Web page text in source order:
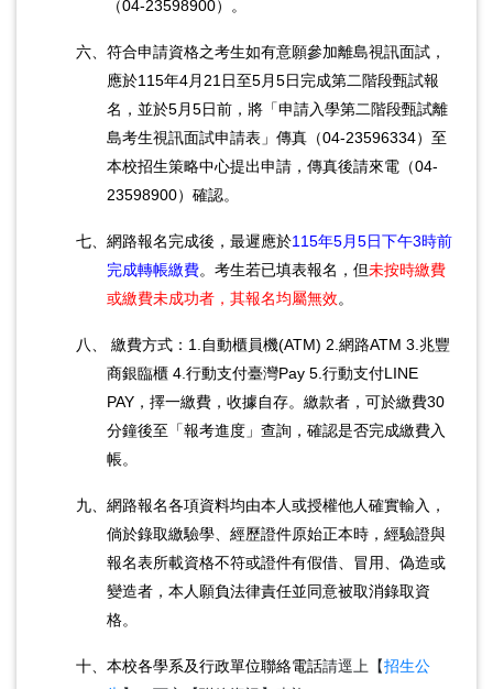
（04-23598900）。
六、符合申請資格之考生如有意願參加離島視訊面試，
應於115年4月21日至5月5日完成第二階段甄試報
名，並於5月5日前，將「申請入學第二階段甄試離
島考生視訊面試申請表」傳真（04-23596334）至
本校招生策略中心提出申請，傳真後請來電（04-
23598900）確認。
七、網路報名完成後，最遲應於115年5月5日下午3時前
完成轉帳繳費。考生若已填表報名，但未按時繳費
或繳費未成功者，其報名均屬無效。
八、 繳費方式：1.自動櫃員機(ATM) 2.網路ATM 3.兆豐
商銀臨櫃 4.行動支付臺灣Pay 5.行動支付LINE
PAY，擇一繳費，收據自存。繳款者，可於繳費30
分鐘後至「報考進度」查詢，確認是否完成繳費入
帳。
九、網路報名各項資料均由本人或授權他人確實輸入，
倘於錄取繳驗學、經歷證件原始正本時，經驗證與
報名表所載資格不符或證件有假借、冒用、偽造或
變造者，本人願負法律責任並同意被取消錄取資
格。
十、 本校各學系及行政單位聯絡電話請逕上【招生公